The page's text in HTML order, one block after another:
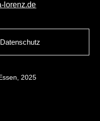
lorenz.de
Datenschutz
2025